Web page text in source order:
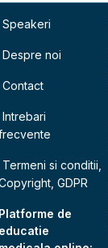
Speakeri
Despre noi
Contact
Intrebari
Termeni si conditii,
GDPR
Platforme de
educatie